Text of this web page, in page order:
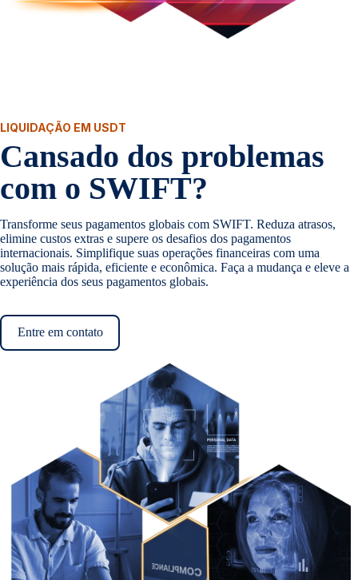
LIQUIDAÇÃO EM USDT
Cansado dos problemas
com o SWIFT?
Transforme seus pagamentos globais com SWIFT. Reduza atrasos,
elimine custos extras e supere os desafios dos pagamentos
internacionais. Simplifique suas operações financeiras com uma
solução mais rápida, eficiente e econômica. Faça a mudança e eleve a
experiência dos seus pagamentos globais.
Entre em contato